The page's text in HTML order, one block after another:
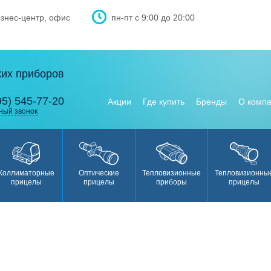
центр, офис
пн-пт с 9:00 до 20:00
приборов
545-77-20
звонок
Акции Где купить Бренды О
Коллиматорные
прицелы
Оптические
прицелы
Тепловизионные
приборы
прицелы